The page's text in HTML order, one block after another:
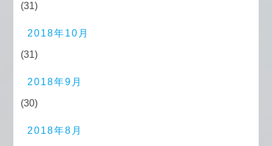
(31)
2018年10月
(31)
2018年9月
(30)
2018年8月